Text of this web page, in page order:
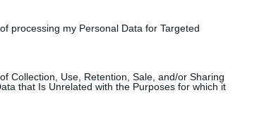
processing my Personal Data for Targeted
Collection, Use, Retention, Sale, and/or Sharing
that Is Unrelated with the Purposes for which it